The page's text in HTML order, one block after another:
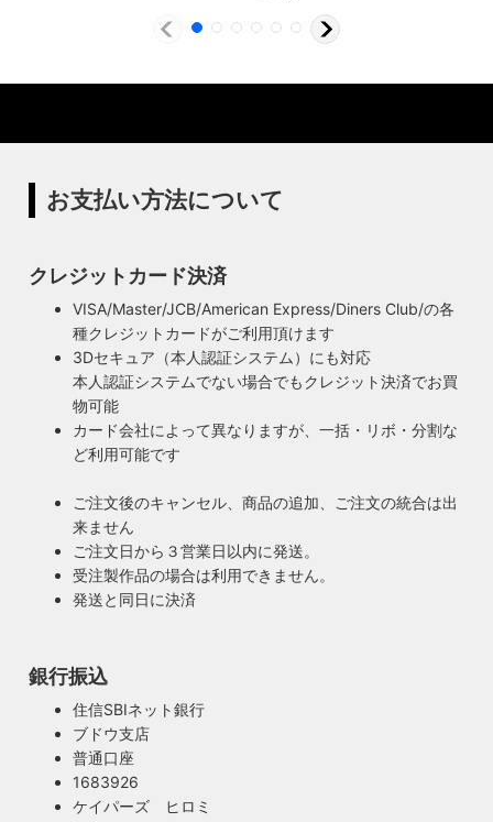
製造からアフターフォローまで自店で行う一貫
ハイロミドットコムでは、アンティーク照明のリメイクやオ
やヴィンテージの照明はカスタムしたりリメイクして販売し
ています。ハンドメイドによる小規模生産により、他にはな
◆もっと詳しく見る
暮らしを照らす名脇役・こだわりのヴィンテー
ジスタイル
の筒のようなインシュレーター（特殊なカーボンで出来た絶
縁体）が使われていることです。エジソンが電球を発明した
安心のPSE適合照明・電気用品安全法の遵守
ハイロミドットコムで販売する照明は１点残らずPSE検査に
合格した照明です。製造後や出荷前に検査を行うため、当店
お支払い方法について
クレジットカード決済
VISA/Master/JCB/American Express/Diners Club/の各
種クレジットカードがご利用頂けます
3Dセキュア（本人認証システム）にも対応
本人認証システムでない場合でもクレジット決済でお買
物可能
カード会社によって異なりますが、一括・リボ・分割な
ど利用可能です
ご注文後のキャンセル、商品の追加、ご注文の統合は出
来ません
ご注文日から３営業日以内に発送。
受注製作品の場合は利用できません。
発送と同日に決済
銀行振込
住信SBIネット銀行
ブドウ支店
普通口座
1683926
ケイパーズ ヒロミ